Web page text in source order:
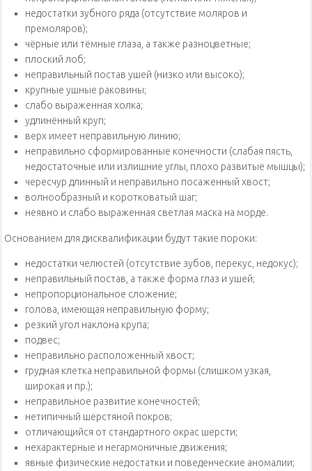
недостатки зубного ряда (отсутствие моляров и
премоляров);
чёрные или тёмные глаза, а также разноцветные;
плоский лоб;
неправильный постав ушей (низко или высоко);
крупные ушные раковины;
слабо выраженная холка;
удлинённый круп;
верх имеет неправильную линию;
неправильно сформированные конечности (слабая пясть,
недостаточные или излишние углы, плохо развитые мышцы);
чересчур длинный и неправильно посаженный хвост;
волнообразный и коротковатый шаг;
неявно и слабо выраженная светлая маска на морде.
Основанием для дисквалификации будут такие пороки:
недостатки челюстей (отсутствие зубов, перекус, недокус);
неправильный постав, а также форма глаз и ушей;
непропорциональное сложение;
голова, имеющая неправильную форму;
резкий угол наклона крупа;
подвес;
неправильно расположенный хвост;
грудная клетка неправильной формы (слишком узкая,
широкая и пр.);
неправильное развитие конечностей;
нетипичный шерстяной покров;
отличающийся от стандартного окрас шерсти;
нехарактерные и негармоничные движения;
явные физические недостатки и поведенческие аномалии;